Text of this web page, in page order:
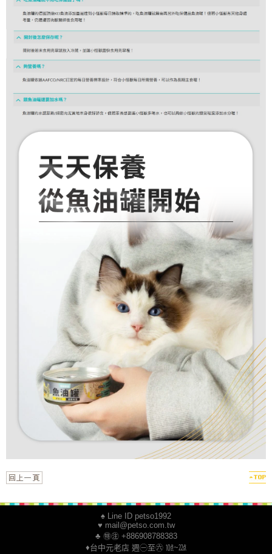
♠ Line ID petso1992
♥ mail@petso.com.tw
♣ ㊕㊟ +886908788383
♦台中元老店 週㊀至㊅ ㍢~㍮